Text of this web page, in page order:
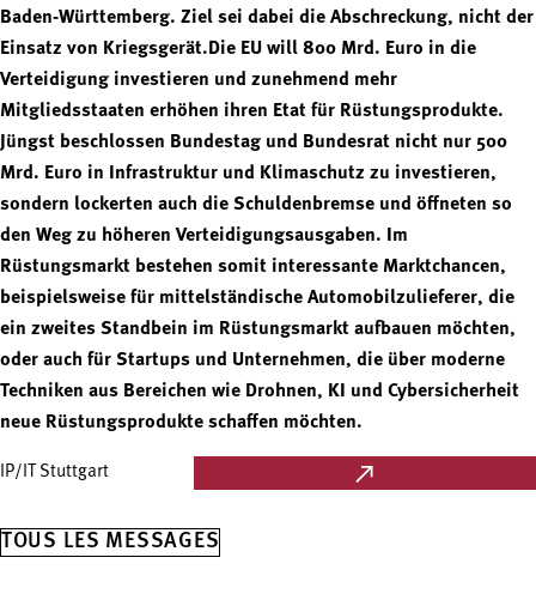
Baden-Württemberg. Ziel sei dabei die Abschreckung, nicht der
Einsatz von Kriegsgerät.Die EU will 800 Mrd. Euro in die
Verteidigung investieren und zunehmend mehr
Mitgliedsstaaten erhöhen ihren Etat für Rüstungsprodukte.
Jüngst beschlossen Bundestag und Bundesrat nicht nur 500
Mrd. Euro in Infrastruktur und Klimaschutz zu investieren,
sondern lockerten auch die Schuldenbremse und öffneten so
den Weg zu höheren Verteidigungsausgaben. Im
Rüstungsmarkt bestehen somit interessante Marktchancen,
beispielsweise für mittelständische Automobilzulieferer, die
ein zweites Standbein im Rüstungsmarkt aufbauen möchten,
oder auch für Startups und Unternehmen, die über moderne
Techniken aus Bereichen wie Drohnen, KI und Cybersicherheit
neue Rüstungsprodukte schaffen möchten.
IP/IT Stuttgart
TOUS LES MESSAGES